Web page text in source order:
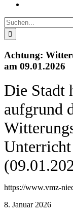
Suche
nach:
Achtung:
am 09.01.2026
Die Stadt
aufgrund
https://www.vmz-
8. Januar 2026